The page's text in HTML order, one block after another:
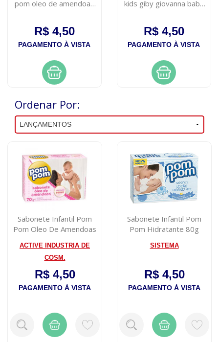
pom oleo de amendoas
R$ 4,50
PAGAMENTO À VISTA
kids giby giovanna baby
R$ 4,50
PAGAMENTO À VISTA
Ordenar Por:
Sabonete Infantil Pom
Pom Oleo De Amendoas
ACTIVE INDUSTRIA DE
COSM.
R$ 4,50
PAGAMENTO À VISTA
Sabonete Infantil Pom
Pom Hidratante 80g
SISTEMA
R$ 4,50
PAGAMENTO À VISTA